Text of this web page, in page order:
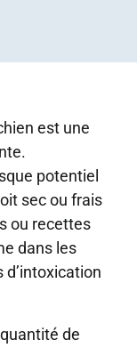
est une
potentiel
sec ou frais
ou recettes
dans les
de